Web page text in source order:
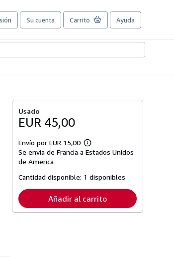
Su cuenta Carrito Ayuda
Usado
EUR 45,00
Envío por EUR 15,00
Más
información
tarifas
envío
Se envía de Francia a Estados Unidos
de America
Cantidad disponible: 1 disponibles
Añadir al carrito